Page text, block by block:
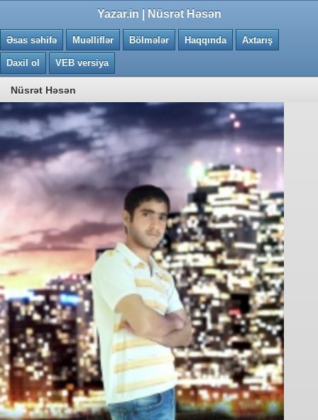
Yazar.in | Nüsrət Həsən
Əsas səhifə Muəlliflər Bölmələr Haqqında Axtarış
Daxil ol VEB versiya
Nüsrət Həsən